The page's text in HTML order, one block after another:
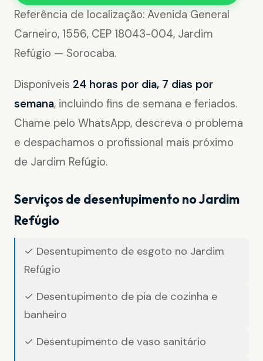
Referência de localização: Avenida General
Carneiro, 1556, CEP 18043-004, Jardim
Refúgio — Sorocaba.
Disponíveis 24 horas por dia, 7 dias por
semana, incluindo fins de semana e feriados.
Chame pelo WhatsApp, descreva o problema
e despachamos o profissional mais próximo
de Jardim Refúgio.
Serviços de desentupimento no Jardim
Refúgio
✓ Desentupimento de esgoto no Jardim
Refúgio
✓ Desentupimento de pia de cozinha e
banheiro
✓ Desentupimento de vaso sanitário